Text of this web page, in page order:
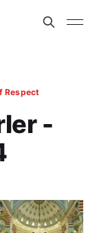
Respect
-